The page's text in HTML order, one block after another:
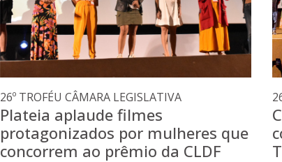
26º TROFÉU CÂMARA LEGISLATIVA
Plateia aplaude filmes
protagonizados por mulheres que
concorrem ao prêmio da CLDF